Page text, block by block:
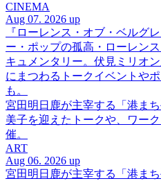
CINEMA
Aug 07. 2026 up
『ローレンス・オブ・ベルグ
ー・ポップの孤高・ローレン
キュメンタリー。伏見ミリオ
にまつわるトークイベントや
も。
宮田明日鹿が主宰する「港ま
美子を迎えたトークや、ワー
催。
ART
Aug 06. 2026 up
宮田明日鹿が主宰する「港ま